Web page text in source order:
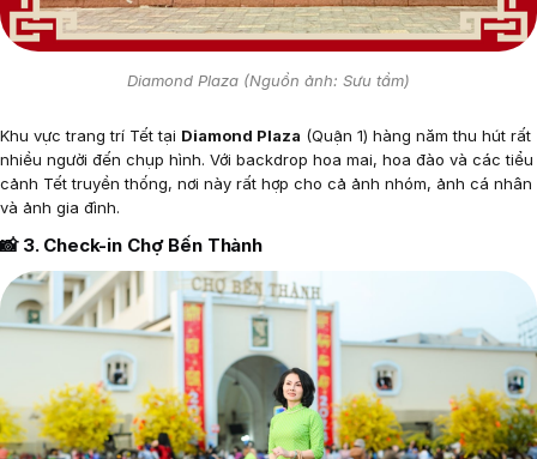
Diamond Plaza (Nguồn ảnh: Sưu tầm)
Khu vực trang trí Tết tại Diamond Plaza (Quận 1) hàng năm thu hút rất
nhiều người đến chụp hình. Với backdrop hoa mai, hoa đào và các tiểu
cảnh Tết truyền thống, nơi này rất hợp cho cả ảnh nhóm, ảnh cá nhân
và ảnh gia đình.
📸 3. Check-in Chợ Bến Thành